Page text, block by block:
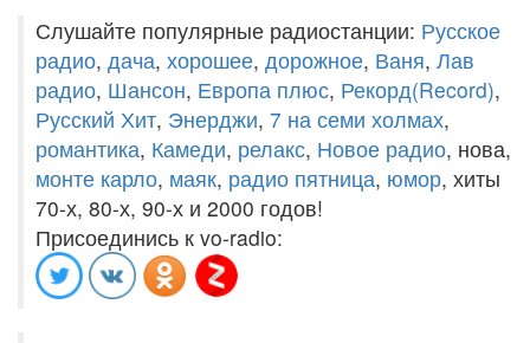
Слушайте популярные радиостанции: Русское
радио, дача, хорошее, дорожное, Ваня, Лав
радио, Шансон, Европа плюс, Рекорд(Record),
Русский Хит, Энерджи, 7 на семи холмах,
романтика, Камеди, релакс, Новое радио, нова,
монте карло, маяк, радио пятница, юмор, хиты
70-х, 80-х, 90-х и 2000 годов!
Присоединись к vo-radio: